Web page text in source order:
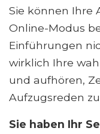
Sie können Ihre
Online-Modus
Einführungen
wirklich Ihre
und aufhören,
Aufzugsreden
Sie haben Ihr